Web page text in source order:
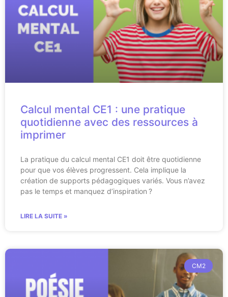
Calcul mental CE1 : une pratique
quotidienne avec des ressources à
imprimer
La pratique du calcul mental CE1 doit être quotidienne
pour que vos élèves progressent. Cela implique la
création de supports pédagogiques variés. Vous n’avez
pas le temps et manquez d’inspiration ?
LIRE LA SUITE »
CM2